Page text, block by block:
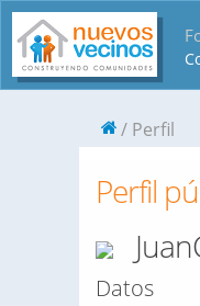
Perfil
Perfil
Datos